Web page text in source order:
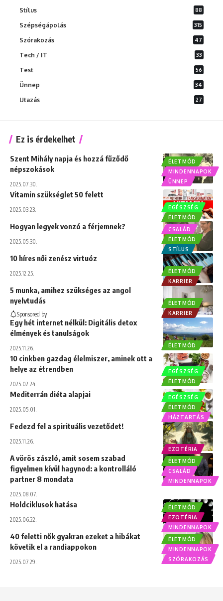
Stílus 88
Szépségápolás 315
Szórakozás 47
Tech / IT 33
Test 56
Ünnep 34
Utazás 27
Ez is érdekelhet
ÉLETMÓD
MINDENNAPOK
ÜNNEP
Szent Mihály napja és hozzá fűződő
népszokások
2025.07.30.
EGÉSZSÉG
ÉLETMÓD
Vitamin szükséglet 50 felett
2025.03.23.
CSALÁD
ÉLETMÓD
STÍLUS
Hogyan legyek vonzó a férjemnek?
2025.05.30.
ÉLETMÓD
KARRIER
10 híres női zenész virtuóz
2025.12.25.
ÉLETMÓD
KARRIER
5 munka, amihez szükséges az angol
nyelvtudás
Sponsored by
ÉLETMÓD
Egy hét internet nélkül: Digitális detox
élmények és tanulságok
2025.11.26.
EGÉSZSÉG
ÉLETMÓD
10 cinkben gazdag élelmiszer, aminek ott a
helye az étrendben
2025.02.24.
EGÉSZSÉG
ÉLETMÓD
HÁZTARTÁS
Mediterrán diéta alapjai
2025.05.01.
EZOTÉRIA
Fedezd fel a spirituális vezetődet!
2025.11.26.
ÉLETMÓD
CSALÁD
MINDENNAPOK
A vörös zászló, amit sosem szabad
figyelmen kívül hagynod: a kontrolláló
partner 8 mondata
2025.08.07.
ÉLETMÓD
EZOTÉRIA
MINDENNAPOK
Holdciklusok hatása
2025.06.22.
ÉLETMÓD
MINDENNAPOK
SZÓRAKOZÁS
40 feletti nők gyakran ezeket a hibákat
követik el a randiappokon
2025.07.29.